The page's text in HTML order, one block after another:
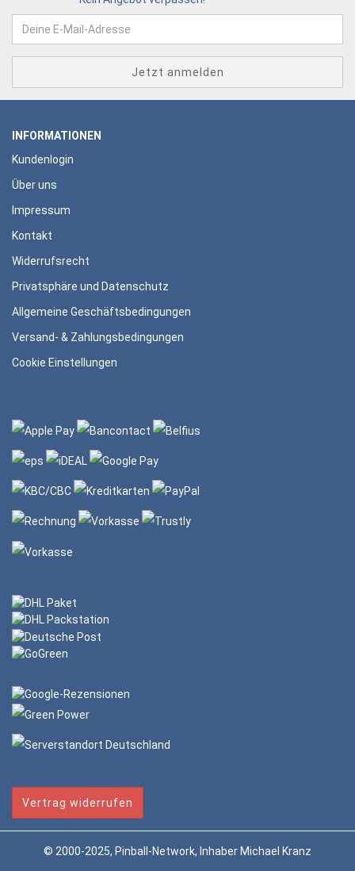
INFORMATIONEN
Kundenlogin
Über uns
Impressum
Kontakt
Widerrufsrecht
Privatsphäre und Datenschutz
Allgemeine Geschäftsbedingungen
Versand- & Zahlungsbedingungen
Cookie Einstellungen
Vertrag widerrufen
© 2000-2025, Pinball-Network, Inhaber Michael Kranz